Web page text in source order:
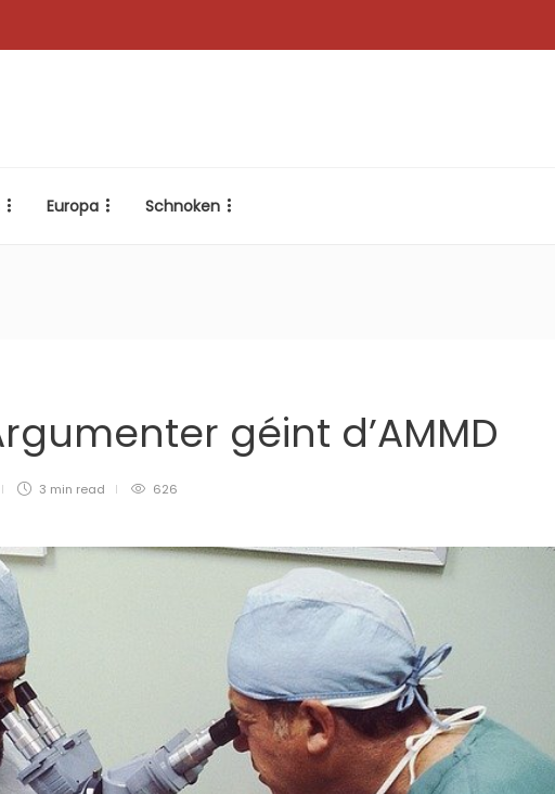
Europa Schnoken
géint d’AMMD
3 min read 626